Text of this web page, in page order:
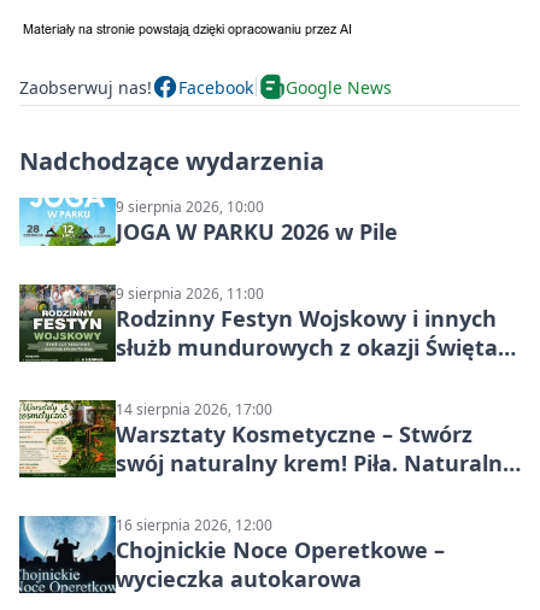
Zaobserwuj nas! Facebook Google News
Nadchodzące wydarzenia
9 sierpnia 2026, 10:00
JOGA W PARKU 2026 w Pile
9 sierpnia 2026, 11:00
Rodzinny Festyn Wojskowy i innych
służb mundurowych z okazji Święta
14 sierpnia 2026, 17:00
Warsztaty Kosmetyczne – Stwórz
swój naturalny krem! Piła. Naturalna
16 sierpnia 2026, 12:00
Chojnickie Noce Operetkowe –
wycieczka autokarowa